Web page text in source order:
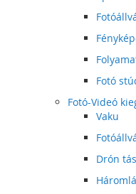
Fotó
Fotó-Videó
Vaku
Drón